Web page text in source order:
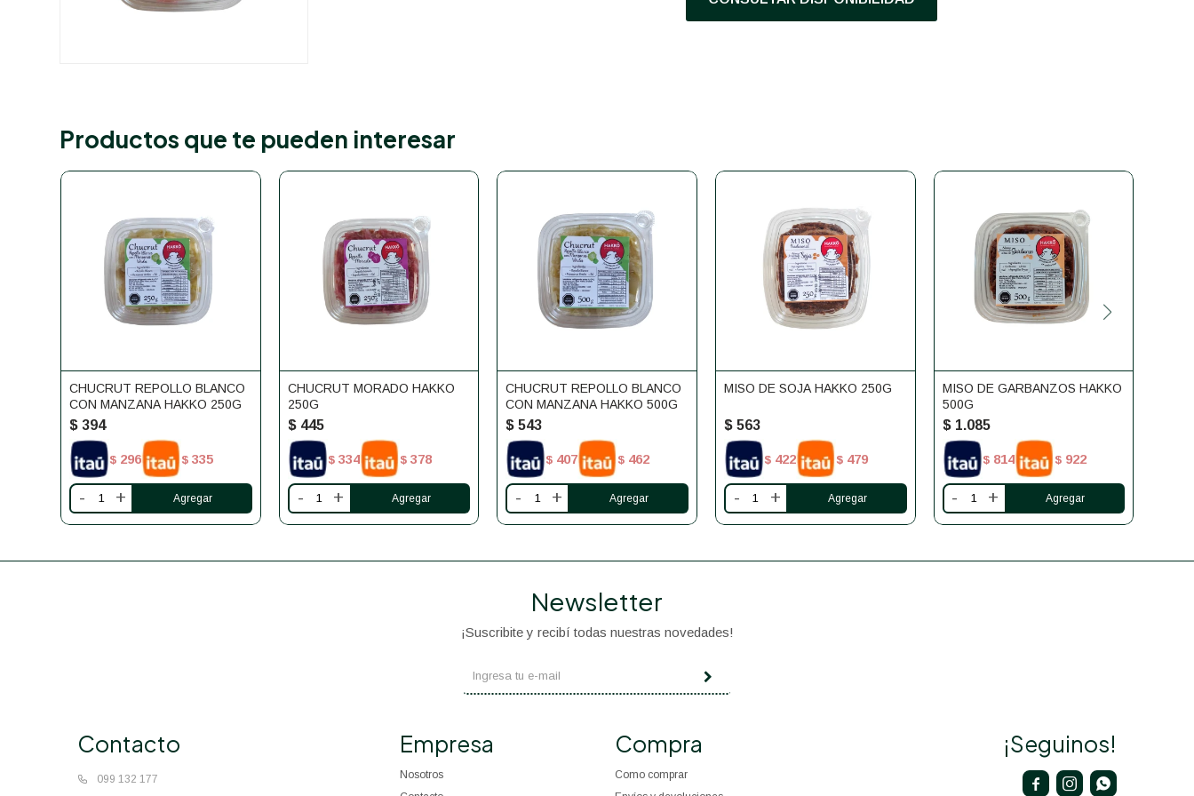
Productos que te pueden interesar
CHUCRUT REPOLLO BLANCO
CON MANZANA HAKKO 250G
$ 394
$ 296 $ 335
- +
CHUCRUT MORADO HAKKO
250G
$ 445
$ 334 $ 378
- +
CHUCRUT REPOLLO BLANCO
CON MANZANA HAKKO 500G
$ 543
$ 407 $ 462
- +
MISO DE SOJA HAKKO 250G
$ 563
$ 422 $ 479
- +
MISO DE GARBANZOS HAKKO
500G
$ 1.085
$ 814 $ 922
- +
Contacto
099 132 177
Empresa
Nosotros
Compra
Como comprar
Newsletter
¡Suscribite y recibí todas nuestras novedades!
¡Seguinos!
  